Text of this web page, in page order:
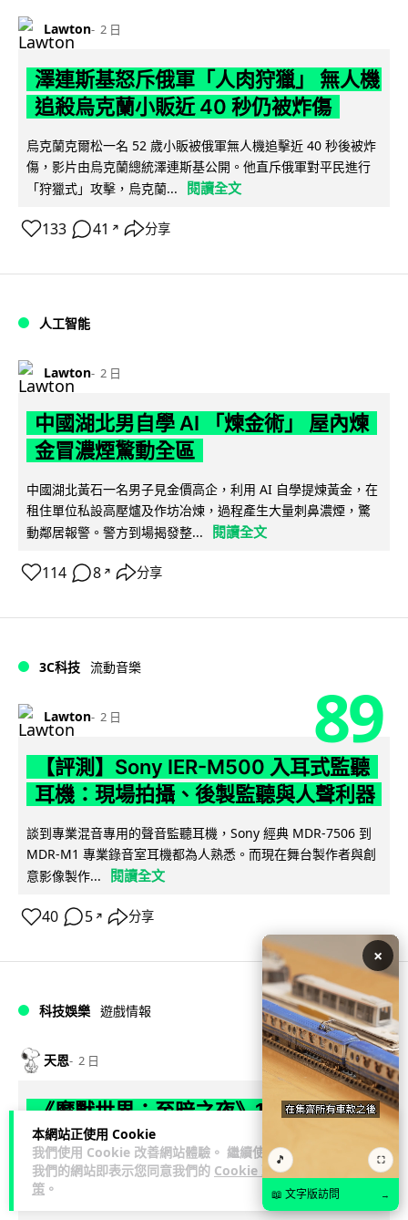
本網站正使用 Cookie
我們使用 Cookie 改善網站體驗。 繼續使用
我們的網站即表示您同意我們的 Cookie 政
策 。
Lawton 2 日
澤連斯基怒斥俄軍「人肉狩獵」 無人機
追殺烏克蘭小販近 40 秒仍被炸傷
烏克蘭克爾松一名 52 歲小販被俄軍無人機追擊近 40 秒後被炸
傷，影片由烏克蘭總統澤連斯基公開。他直斥俄軍對平民進行
「狩獵式」攻擊，烏克蘭...
閱讀全文
133 41 ↗ 分享
人工智能
Lawton 2 日
中國湖北男自學 AI 「煉金術」 屋內煉
金冒濃煙驚動全區
中國湖北黃石一名男子見金價高企，利用 AI 自學提煉黃金，在
租住單位私設高壓爐及作坊冶煉，過程產生大量刺鼻濃煙，驚
動鄰居報警。警方到場揭發整...
閱讀全文
114 8 ↗ 分享
3C科技 流動音樂
Lawton 2 日 89
【評測】Sony IER-M500 入耳式監聽
耳機：現場拍攝、後製監聽與人聲利器
談到專業混音專用的聲音監聽耳機，Sony 經典 MDR-7506 到
MDR-M1 專業錄音室耳機都為人熟悉。而現在舞台製作者與創
意影像製作...
閱讀全文
40 5 ↗ 分享
科技娛樂 遊戲情報
天恩 2 日
《魔獸世界：至暗之夜》12.1 「烏拉特
克的詛咒」專訪：巢穴不為提高世界首
領門檻而設 《諸王之眠》縮短約 10 分
鐘
×
🎵 ⛶
📖 文字版訪問 →